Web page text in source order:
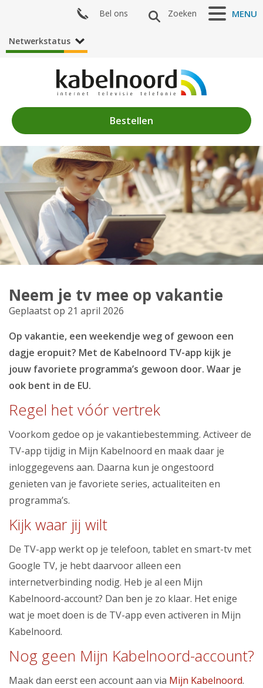
Nieuws
Algemeen
Acties
Zenderaanbod
Klantenservice
Mijn Kabelnoord
Zakelijk
Mijn webmail
Bestellen
MENU
Zoeken
Bel ons
Netwerkstatus
Neem je tv mee op vakantie
Geplaatst op 21 april 2026
Op vakantie, een weekendje weg of gewoon een
dagje eropuit? Met de Kabelnoord TV-app kijk je
jouw favoriete programma’s gewoon door. Waar je
ook bent in de EU.
Regel het vóór vertrek
Voorkom gedoe op je vakantiebestemming. Activeer de
TV-app tijdig in Mijn Kabelnoord en maak daar je
inloggegevens aan. Daarna kun je ongestoord
genieten van je favoriete series, actualiteiten en
programma’s.
Kijk waar jij wilt
De TV-app werkt op je telefoon, tablet en smart-tv met
Google TV, je hebt daarvoor alleen een
internetverbinding nodig. Heb je al een Mijn
Kabelnoord-account? Dan ben je zo klaar. Het enige
wat je moet doen is de TV-app even activeren in Mijn
Kabelnoord.
Nog geen Mijn Kabelnoord-account?
Maak dan eerst een account aan via Mijn Kabelnoord.